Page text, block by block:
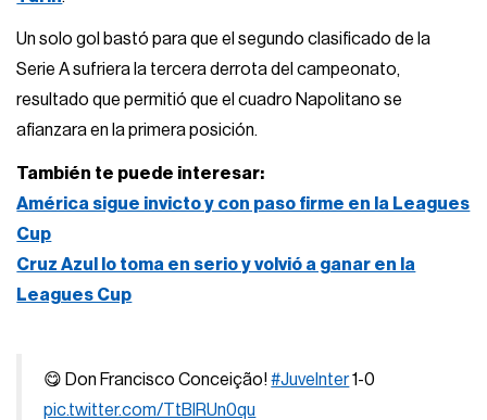
Un solo gol bastó para que el segundo clasificado de la
Serie A sufriera la tercera derrota del campeonato,
resultado que permitió que el cuadro Napolitano se
afianzara en la primera posición.
También te puede interesar:
América sigue invicto y con paso firme en la Leagues
Cup
Cruz Azul lo toma en serio y volvió a ganar en la
Leagues Cup
😋 Don Francisco Conceição!#JuveInter1-0
pic.twitter.com/TtBlRUn0qu